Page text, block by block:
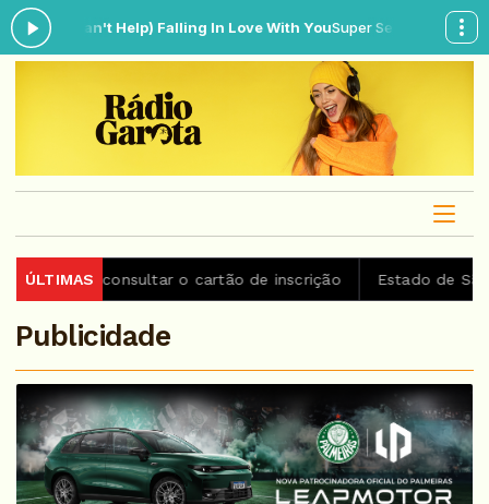
Can't Help) Falling In Love With YouSuper Sequência das 16:00 às
ÚLTIMAS
consultar o cartão de inscrição Estado de São Paulo
Publicidade